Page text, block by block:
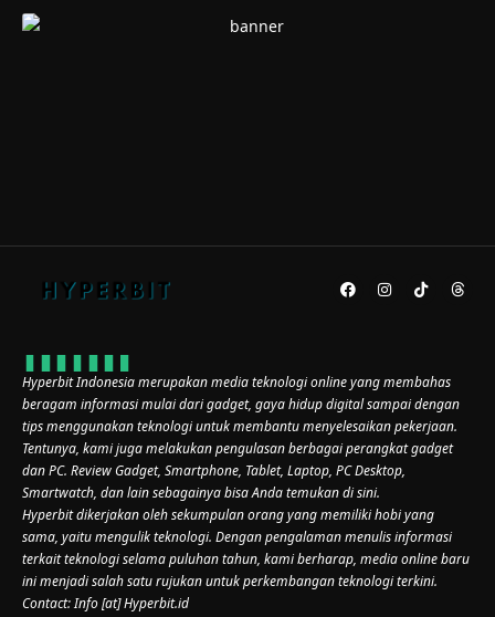
Hyperbit Indonesia merupakan media teknologi online yang membahas
beragam informasi mulai dari gadget, gaya hidup digital sampai dengan
tips menggunakan teknologi untuk membantu menyelesaikan pekerjaan.
Tentunya, kami juga melakukan pengulasan berbagai perangkat gadget
dan PC. Review Gadget, Smartphone, Tablet, Laptop, PC Desktop,
Smartwatch, dan lain sebagainya bisa Anda temukan di sini.
Hyperbit dikerjakan oleh sekumpulan orang yang memiliki hobi yang
sama, yaitu mengulik teknologi. Dengan pengalaman menulis informasi
terkait teknologi selama puluhan tahun, kami berharap, media online baru
ini menjadi salah satu rujukan untuk perkembangan teknologi terkini.
Contact: Info [at] Hyperbit.id